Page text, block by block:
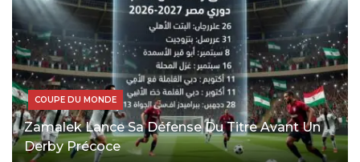
COUPE DU MONDE
Zamalek Lance Sa Défense Du Titre Avant Un
Derby Précoce